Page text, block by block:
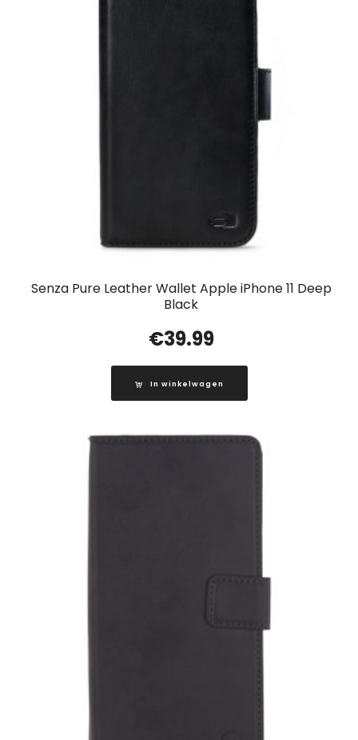
Senza Pure Leather Wallet Apple iPhone 11 Deep
Black
€39.99
In winkelwagen